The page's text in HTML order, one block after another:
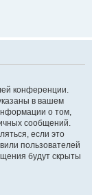
конференции.
в вашем
о том,
сообщений.
если это
пользователей
будут скрыты